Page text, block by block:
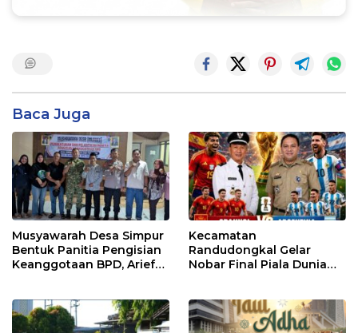
Baca Juga
Musyawarah Desa Simpur
Bentuk Panitia Pengisian
Keanggotaan BPD, Arief
Kecamatan
Randudongkal Gelar
Nobar Final Piala Dunia